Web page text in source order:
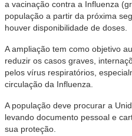
a vacinação contra a Influenza
população a partir da próxima
houver disponibilidade de doses.
A ampliação tem como objetivo
reduzir os casos graves,
pelos vírus respiratórios,
circulação da Influenza.
A população deve procurar a
levando documento pessoal e
sua proteção.